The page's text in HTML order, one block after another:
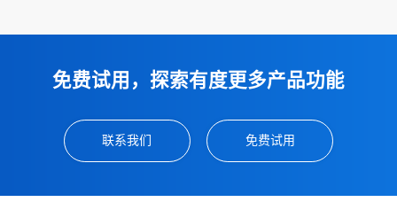
免费试用，探索有度更多产品功能
联系我们 免费试用